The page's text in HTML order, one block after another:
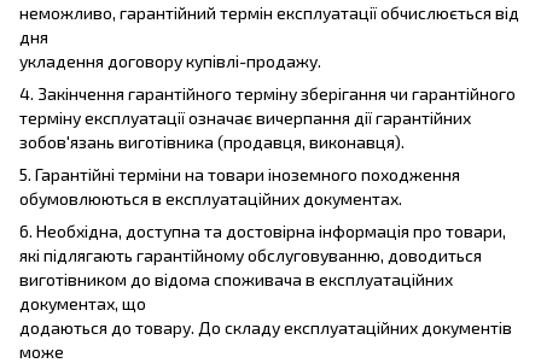
неможливо, гарантійний термін експлуатації обчислюється від
дня
укладення договору купівлі-продажу.
4. Закінчення гарантійного терміну зберігання чи гарантійного
терміну експлуатації означає вичерпання дії гарантійних
зобов'язань виготівника (продавця, виконавця).
5. Гарантійні терміни на товари іноземного походження
обумовлюються в експлуатаційних документах.
6. Необхідна, доступна та достовірна інформація про товари,
які підлягають гарантійному обслуговуванню, доводиться
виготівником до відома споживача в експлуатаційних
документах, що
додаються до товару. До складу експлуатаційних документів
може